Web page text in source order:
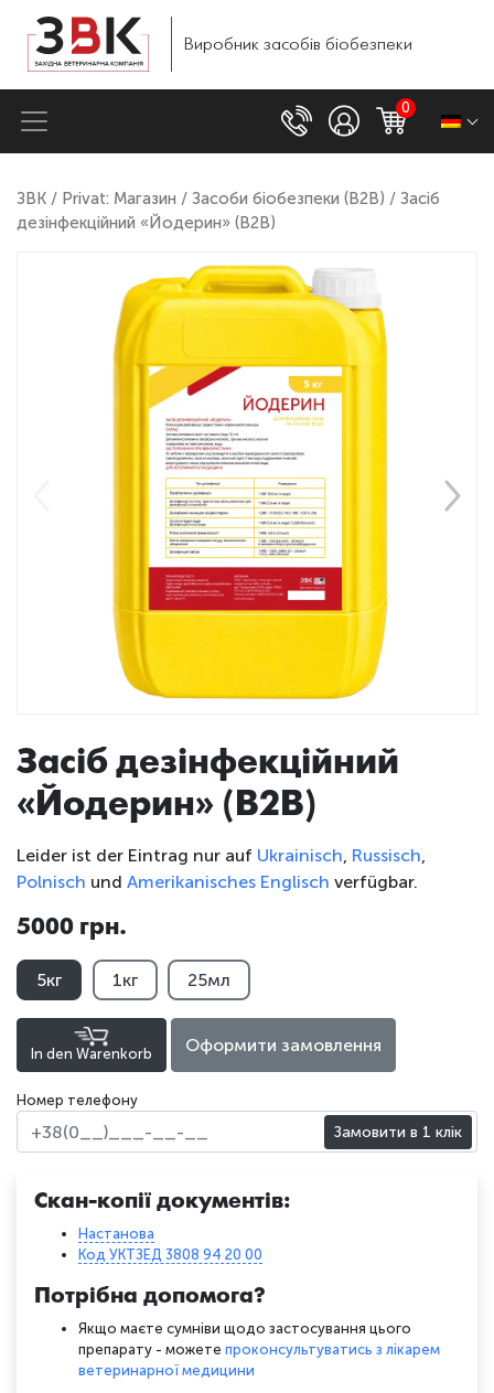
Виробник засобів біобезпеки
0
ЗВК / Privat: Магазин / Засоби біобезпеки (B2B) / Засіб
дезінфекційний «Йодерин» (B2B)
Засіб дезінфекційний
«Йодерин» (B2B)
Leider ist der Eintrag nur auf Ukrainisch Russisch
Polnisch und Amerikanisches Englisch verfügbar.
5000 грн.
5кг 1кг 25мл
In den Warenkorb Оформити замовлення
Номер телефону
Замовити в 1 клік
Скан-копії документів:
Настанова
Код УКТЗЕД 3808 94 20 00
Потрібна допомога?
Якщо маєте сумніви щодо застосування цього
препарату - можете проконсультуватись з лікарем
ветеринарної медицини